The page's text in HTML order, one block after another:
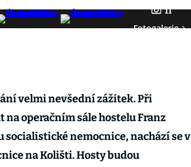
11
Fotogalerie
velmi nevšední zážitek. Při
na operačním sále hostelu Franz
nemocnice, nachází se v
na Kolišti. Hosty budou